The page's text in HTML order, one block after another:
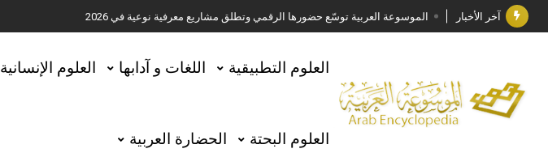
آخر الأخبار الموسوعة العربية توسّع حضورها الرقمي وتطلق مشاريع معرفية نوعية في 2026
جائزة مجمع الملك سلمان العالمي للغة العربية 2025
الأستاذ إياد خالد الطباع مدير عام لهيئة الموسوعة العربية
السيد محمد ياسين صالح وزيرا للثقافة
العلوم التطبيقية اللغات و آدابها العلوم الإنسانية
العلوم البحتة الحضارة العربية